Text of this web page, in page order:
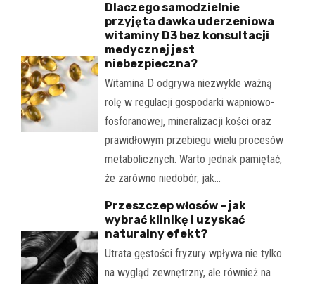
Dlaczego samodzielnie
przyjęta dawka uderzeniowa
witaminy D3 bez konsultacji
medycznej jest
niebezpieczna?
Witamina D odgrywa niezwykle ważną
rolę w regulacji gospodarki wapniowo-
fosforanowej, mineralizacji kości oraz
prawidłowym przebiegu wielu procesów
metabolicznych. Warto jednak pamiętać,
że zarówno niedobór, jak…
Przeszczep włosów – jak
wybrać klinikę i uzyskać
naturalny efekt?
Utrata gęstości fryzury wpływa nie tylko
na wygląd zewnętrzny, ale również na